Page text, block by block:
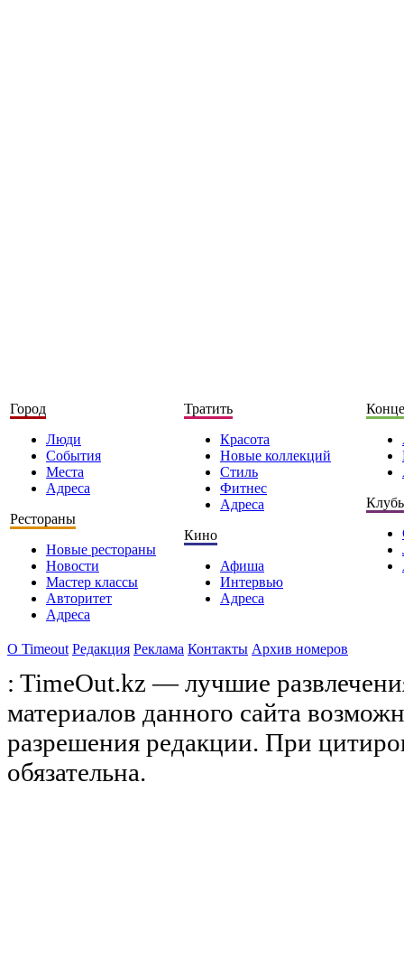
Город
Люди
События
Места
Адреса
Рестораны
Новые рестораны
Новости
Мастер классы
Авторитет
Адреса
Тратить
Красота
Новые коллекций
Стиль
Фитнес
Адреса
Кино
Афиша
Интервью
Адреса
О Timeоut Редакция Реклама Контакты Архив номеров
: TimeOut.kz — лучшие
материалов данного сайта
разрешения редакции. При
обязательна.